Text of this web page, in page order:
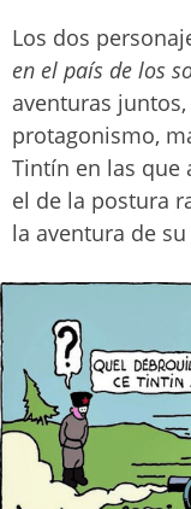
Los dos
en el país de los
aventuras
protagonismo,
Tintín en las que
el de la postura
la aventura de